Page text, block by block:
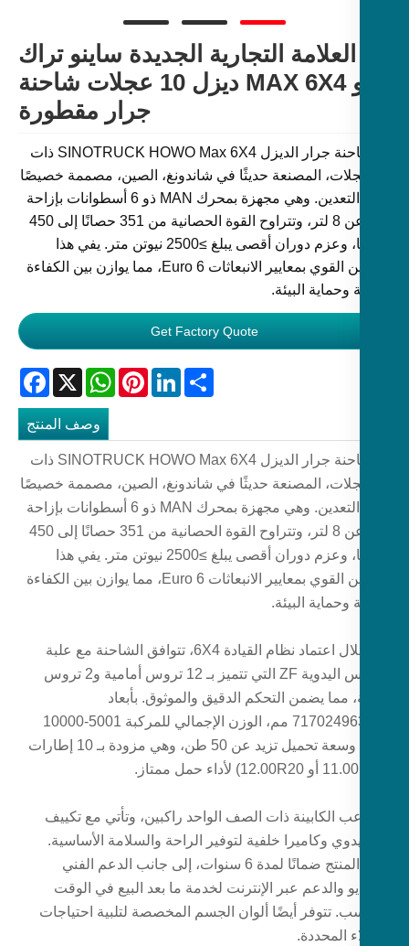
العلامة التجارية الجديدة ساينو تراك
هوو MAX 6X4 ديزل 10 عجلات شاحنة
جرار مقطورة
إن شاحنة جرار الديزل SINOTRUCK HOWO Max 6X4 ذات
عجلات، المصنعة حديثًا في شاندونغ، الصين، مصممة خصيصًا
لنقل التعدين. وهي مجهزة بمحرك MAN ذو 6 أسطوانات بإزاحة
تزيد عن 8 لتر، وتتراوح القوة الحصانية من 351 حصانًا إلى 450
حصانًا، وعزم دوران أقصى يبلغ ≥2500 نيوتن متر. يفي هذا
التكوين القوي بمعايير الانبعاثات Euro 6، مما يوازن بين الكفاءة
وحماية البيئة.
Get Factory Quote
Facebook X
WhatsAppPinterestLinkedIn
وصف المنتج
إن شاحنة جرار الديزل SINOTRUCK HOWO Max 6X4 ذات
عجلات، المصنعة حديثًا في شاندونغ، الصين، مصممة خصيصًا
لنقل التعدين. وهي مجهزة بمحرك MAN ذو 6 أسطوانات بإزاحة
تزيد عن 8 لتر، وتتراوح القوة الحصانية من 351 حصانًا إلى 450
حصانًا، وعزم دوران أقصى يبلغ ≥2500 نيوتن متر. يفي هذا
التكوين القوي بمعايير الانبعاثات Euro 6، مما يوازن بين الكفاءة
وحماية البيئة.
من خلال اعتماد نظام القيادة 6X4، تتوافق الشاحنة مع علبة
التروس اليدوية ZF التي تتميز بـ 12 تروس أمامية و2 تروس
مما يضمن التحكم الدقيق والموثوق. بأبعاد
717024963980 مم، الوزن الإجمالي للمركبة 5001-10000
كجم، وسعة تحميل تزيد عن 50 طن، وهي مزودة بـ 10 إطارات
الكابينة ذات الصف الواحد راكبين، وتأتي مع تكييف
وكاميرا خلفية لتوفير الراحة والسلامة الأساسية.
يقدم المنتج ضمانًا لمدة 6 سنوات، إلى جانب الدعم الفني
والدعم عبر الإنترنت لخدمة ما بعد البيع في الوقت
تتوفر أيضًا ألوان الجسم المخصصة لتلبية احتياجات
المحددة.